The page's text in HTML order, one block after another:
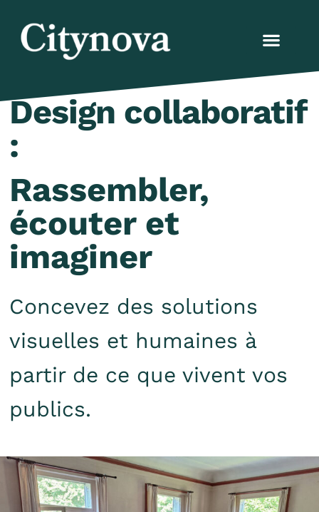
Design collaboratif
:
Rassembler,
écouter et
imaginer
Concevez des solutions
visuelles et humaines à
partir de ce que vivent vos
publics.